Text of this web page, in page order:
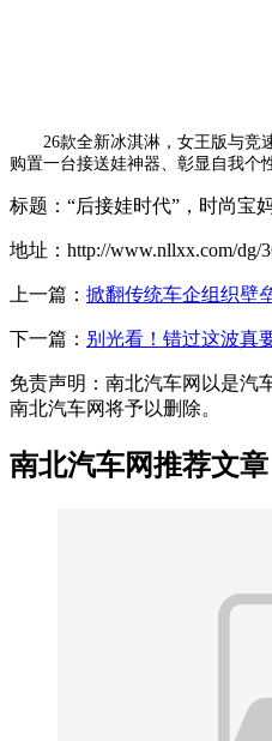
26款全新冰淇淋，女王版与竞
购置一台接送娃神器、彰显自我个
标题：“后接娃时代”，时尚宝
地址：http://www.nllxx.com/dg/
上一篇： 掀翻传统车企组织壁
下一篇： 别光看！错过这波真
免责声明：南北汽车网以是汽
南北汽车网将予以删除。
南北汽车网推荐文章